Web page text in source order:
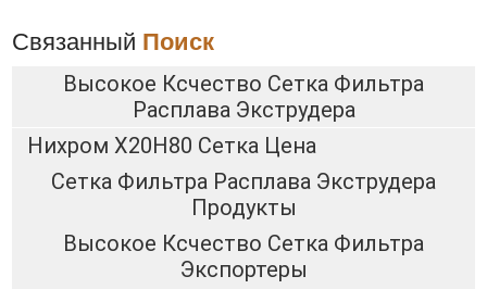
Связанный Поиск
Высокое Ксчество Сетка Фильтра
Расплава Экструдера
Нихром Х20Н80 Сетка Цена
Сетка Фильтра Расплава Экструдера
Продукты
Высокое Ксчество Сетка Фильтра
Экспортеры